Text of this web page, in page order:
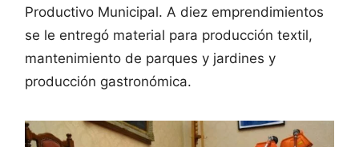
Productivo Municipal. A diez emprendimientos
se le entregó material para producción textil,
mantenimiento de parques y jardines y
producción gastronómica.